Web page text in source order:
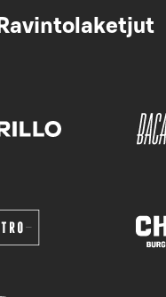
Ravintolaketjut